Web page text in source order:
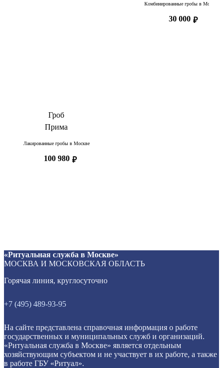
Комбинированные гробы в Москве
₽
30 000
Гроб
Прима
Лакированные гробы в Москве
₽
100 980
«Ритуальная служба в Москве»
МОСКВА И МОСКОВСКАЯ ОБЛАСТЬ
Горячая линия, круглосуточно
+7 (495) 489-93-95
На сайте представлена справочная информация о работе
государственных и муниципальных служб и организаций.
«Ритуальная служба в Москве» является отдельным
хозяйствующим субъектом и не участвует в их работе, а также
в работе ГБУ «Ритуал».